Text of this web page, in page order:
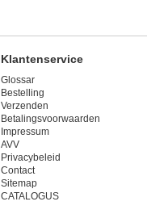
Klantenservice
Glossar
Bestelling
Verzenden
Betalingsvoorwaarden
Impressum
AVV
Privacybeleid
Contact
Sitemap
CATALOGUS